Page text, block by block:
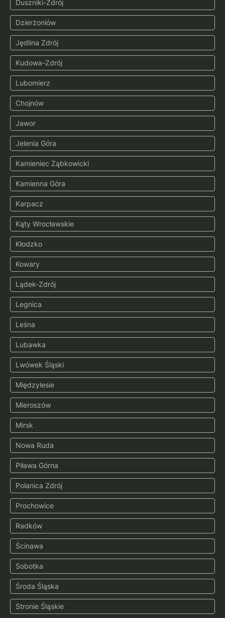
Duszniki-Zdrój
Dzierżoniów
Jędlina Zdrój
Kudowa-Zdrój
Lubomierz
Chojnów
Jawor
Jelenia Góra
Kamieniec Ząbkowicki
Kamienna Góra
Karpacz
Kąty Wrocławskie
Kłodzko
Kowary
Lądek-Zdrój
Legnica
Leśna
Lubawka
Lwówek Śląski
Międzylesie
Mieroszów
Mirsk
Nowa Ruda
Piława Górna
Polanica Zdrój
Prochowice
Radków
Ścinawa
Sobotka
Środa Śląska
Stronie Śląskie